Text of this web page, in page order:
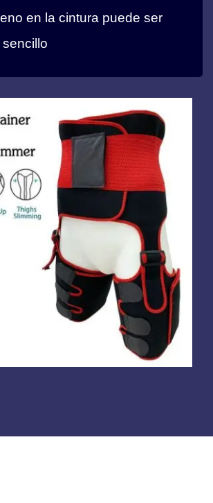
en la cintura puede ser